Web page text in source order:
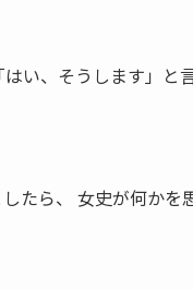
い、そうします」と
たら、 女史が何かを